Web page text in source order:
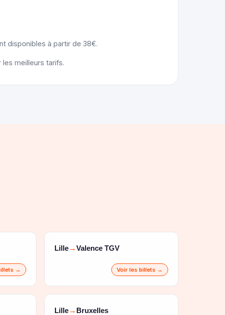
disponibles à partir de 38€.
meilleurs tarifs.
→
Lille→Valence TGV
Voir les billets →
Lille→ Bruxelles